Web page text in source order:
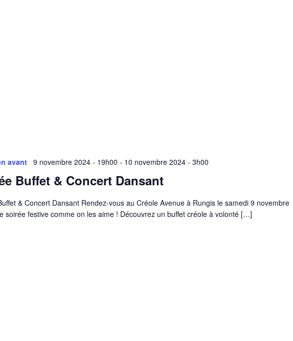
avant 9 novembre 2024 - 19h00 - 10 novembre 2024 - 3h00
Buffet & Concert Dansant
& Concert Dansant Rendez-vous au Créole Avenue à Rungis le samedi 9 novembre
soirée festive comme on les aime ! Découvrez un buffet créole à volonté […]